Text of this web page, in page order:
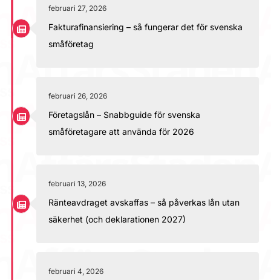
februari 27, 2026
Fakturafinansiering – så fungerar det för svenska
småföretag
februari 26, 2026
Företagslån – Snabbguide för svenska
småföretagare att använda för 2026
februari 13, 2026
Ränteavdraget avskaffas – så påverkas lån utan
säkerhet (och deklarationen 2027)
februari 4, 2026